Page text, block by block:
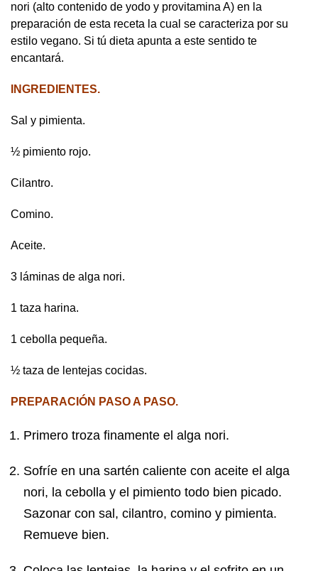
nori (alto contenido de yodo y provitamina A) en la
preparación de esta receta la cual se caracteriza por su
estilo vegano. Si tú dieta apunta a este sentido te
encantará.
INGREDIENTES.
Sal y pimienta.
½ pimiento rojo.
Cilantro.
Comino.
Aceite.
3 láminas de alga nori.
1 taza harina.
1 cebolla pequeña.
½ taza de lentejas cocidas.
PREPARACIÓN PASO A PASO.
Primero troza finamente el alga nori.
Sofríe en una sartén caliente con aceite el alga
nori, la cebolla y el pimiento todo bien picado.
Sazonar con sal, cilantro, comino y pimienta.
Remueve bien.